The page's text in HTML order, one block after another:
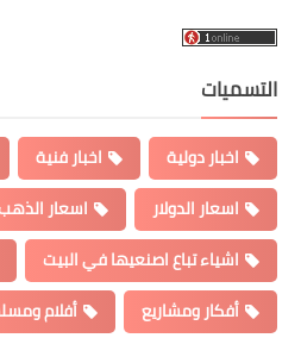
التسميات
اخبار دولية اخبار فنية
اسعار الدولار
اسعار
اشياء تباع اصنعيها في البيت
أفكار ومشاريع
أفلام